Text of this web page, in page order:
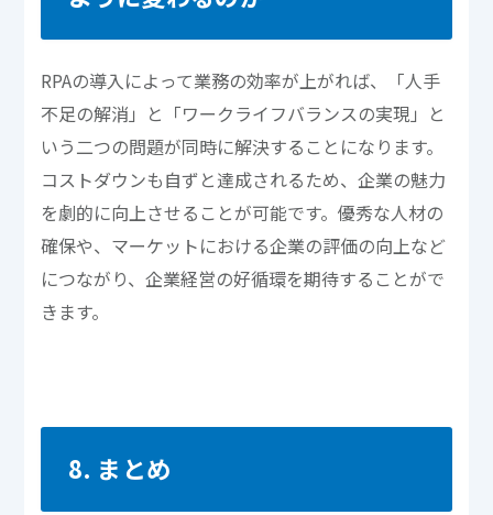
RPAの導入によって業務の効率が上がれば、「人手
不足の解消」と「ワークライフバランスの実現」と
いう二つの問題が同時に解決することになります。
コストダウンも自ずと達成されるため、企業の魅力
を劇的に向上させることが可能です。優秀な人材の
確保や、マーケットにおける企業の評価の向上など
につながり、企業経営の好循環を期待することがで
きます。
8. まとめ